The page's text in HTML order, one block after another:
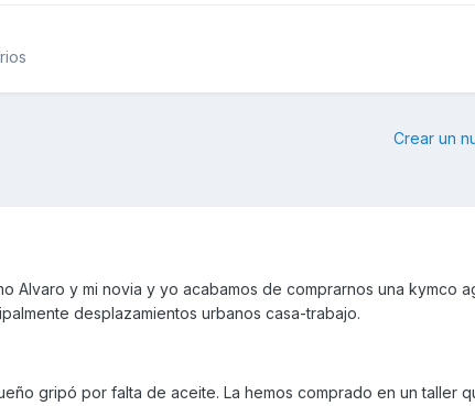
Crear un
Alvaro y mi novia y yo acabamos de comprarnos una kymco
desplazamientos urbanos casa-trabajo.
gripó por falta de aceite. La hemos comprado en un taller